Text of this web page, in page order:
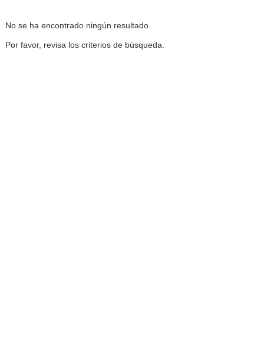
No se ha encontrado ningún resultado.
Por favor, revisa los criterios de búsqueda.